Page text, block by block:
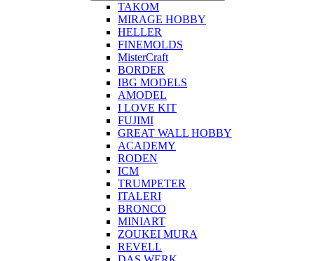
TAKOM
MIRAGE HOBBY
HELLER
FINEMOLDS
MisterCraft
BORDER
IBG MODELS
AMODEL
I LOVE KIT
FUJIMI
GREAT WALL HOBBY
ACADEMY
RODEN
ICM
TRUMPETER
ITALERI
BRONCO
MINIART
ZOUKEI MURA
REVELL